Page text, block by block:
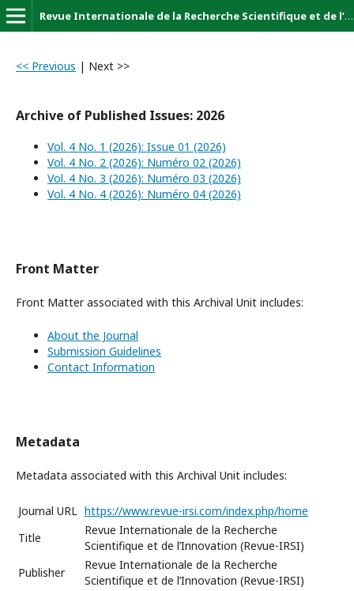
Revue Internationale de la Recherche Scientifique et de l’Innovation (Revue-IRSI)
<< Previous | Next >>
Archive of Published Issues: 2026
Vol. 4 No. 1 (2026): Issue 01 (2026)
Vol. 4 No. 2 (2026): Numéro 02 (2026)
Vol. 4 No. 3 (2026): Numéro 03 (2026)
Vol. 4 No. 4 (2026): Numéro 04 (2026)
Front Matter
Front Matter associated with this Archival Unit includes:
About the Journal
Submission Guidelines
Contact Information
Metadata
Metadata associated with this Archival Unit includes:
Journal URL https://www.revue-irsi.com/index.php/home
Title
Revue Internationale de la Recherche
Scientifique et de l’Innovation (Revue-IRSI)
Publisher
Revue Internationale de la Recherche
Scientifique et de l’Innovation (Revue-IRSI)